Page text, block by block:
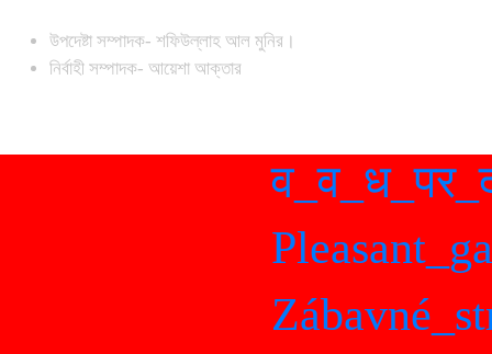
উপদেষ্টা সম্পাদক- শফিউল্লাহ আল মুনির।
নির্বাহী সম্পাদক- আয়েশা আক্তার